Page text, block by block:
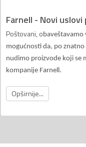
Farnell - Novi
Poštovani, o baveštavamo
mogućnosti da, po
nudimo proizvode koji se
kompanije Farnell.
Opširnije...